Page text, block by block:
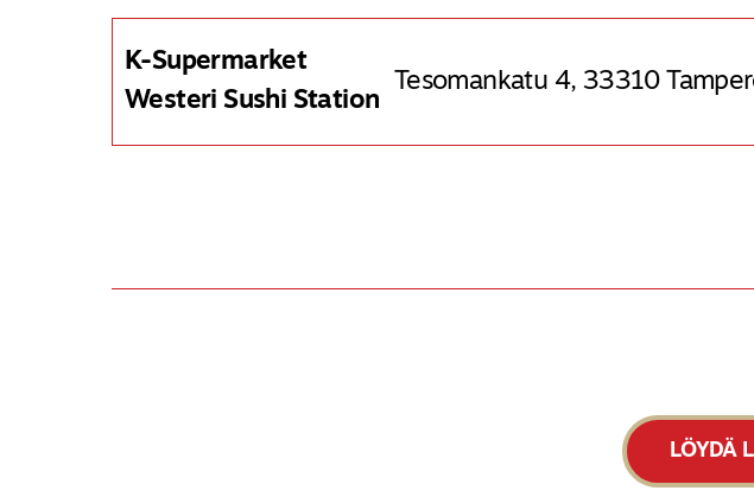
K-Supermarket
Westeri Sushi Station
Tesomankatu 4, 33310
LÖYDÄ